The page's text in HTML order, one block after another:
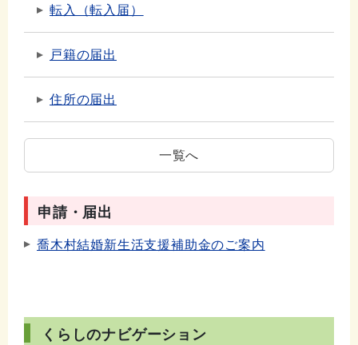
転入（転入届）
戸籍の届出
住所の届出
一覧へ
申請・届出
喬木村結婚新生活支援補助金のご案内
くらしのナビゲーション